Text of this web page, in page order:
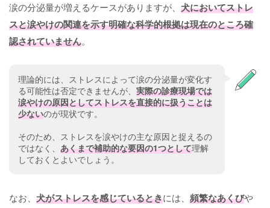
涙の分泌量が増えるケースがありますが、 犬においてストレ
スと涙やけの関連を示す明確な科学的根拠は現在のところ確
認されていません。
理論的には、ストレスによって涙の分泌量が変化す
る可能性は否定できませんが、 実際の診療現場では
涙やけの原因としてストレスを直接的に扱うことは
少ないのが現状です。
そのため、ストレスを涙やけの主な原因と捉えるの
ではなく、 あくまで補助的な要因の1つとして理解
しておくとよいでしょう。
なお、 犬がストレスを感じているときには、 頻繁なあくびや